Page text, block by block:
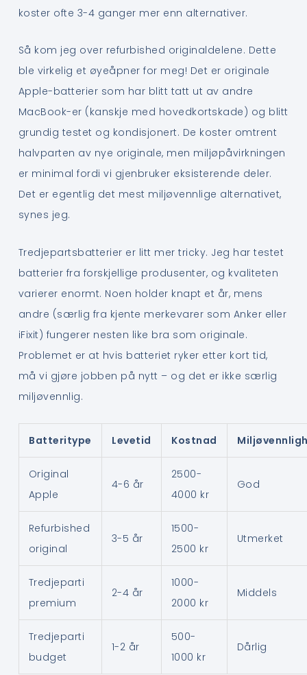
koster ofte 3-4 ganger mer enn alternativer.
Så kom jeg over refurbished originaldelene. Dette
ble virkelig et øyeåpner for meg! Det er originale
Apple-batterier som har blitt tatt ut av andre
MacBook-er (kanskje med hovedkortskade) og blitt
grundig testet og kondisjonert. De koster omtrent
halvparten av nye originale, men miljøpåvirkningen
er minimal fordi vi gjenbruker eksisterende deler.
Det er egentlig det mest miljøvennlige alternativet,
synes jeg.
Tredjepartsbatterier er litt mer tricky. Jeg har testet
batterier fra forskjellige produsenter, og kvaliteten
varierer enormt. Noen holder knapt et år, mens
andre (særlig fra kjente merkevarer som Anker eller
iFixit) fungerer nesten like bra som originale.
Problemet er at hvis batteriet ryker etter kort tid,
må vi gjøre jobben på nytt – og det er ikke særlig
miljøvennlig.
Batteritype Levetid Kostnad
Original
Apple
4-6 år
2500-
4000 kr
God
Refurbished
original
3-5 år
1500-
2500 kr
Utmerket
Tredjeparti
premium
2-4 år
1000-
2000 kr
Middels
Tredjeparti
budget
1-2 år
500-
1000 kr
Dårlig